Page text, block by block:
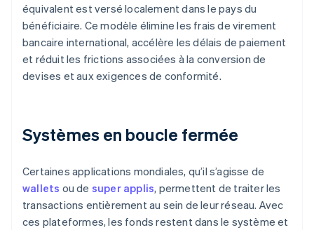
équivalent est versé localement dans le pays du
bénéficiaire. Ce modèle élimine les frais de virement
bancaire international, accélère les délais de paiement
et réduit les frictions associées à la conversion de
devises et aux exigences de conformité.
Systèmes en boucle fermée
Certaines applications mondiales, qu’il s’agisse de
wallets ou de super applis, permettent de traiter les
transactions entièrement au sein de leur réseau. Avec
ces plateformes, les fonds restent dans le système et